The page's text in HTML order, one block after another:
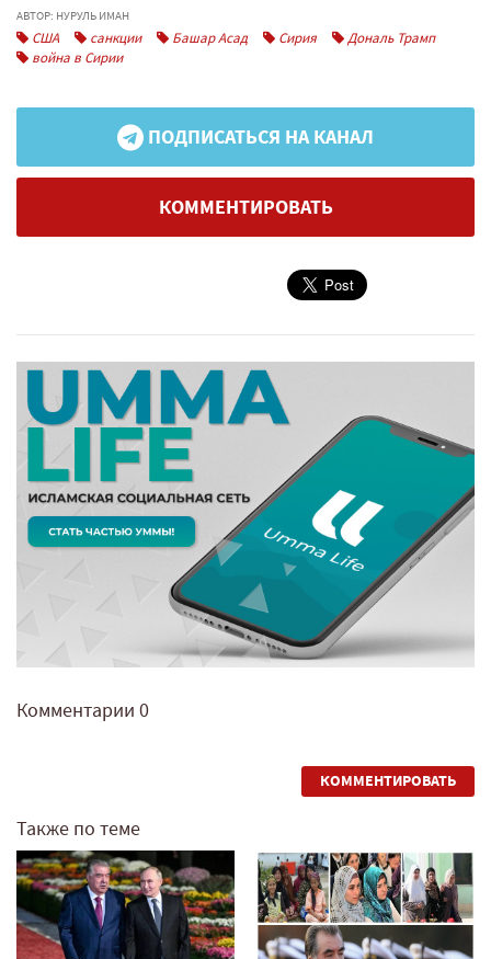
АВТОР: НУРУЛЬ ИМАН
США санкции Башар Асад Сирия
Дональ Трамп
война в Сирии
ПОДПИСАТЬСЯ НА КАНАЛ
КОММЕНТИРОВАТЬ
Комментарии 0
КОММЕНТИРОВАТЬ
Также по теме